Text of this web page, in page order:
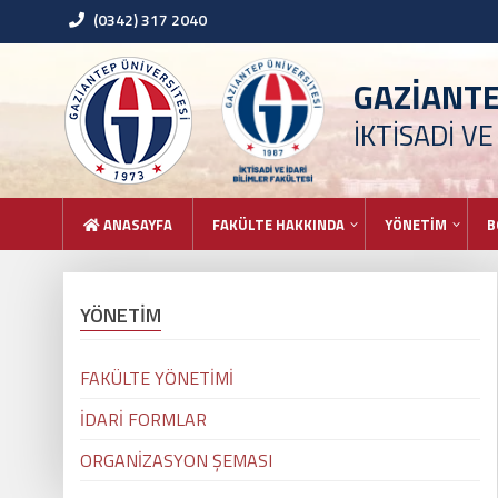
(0342) 317 2040
İKTİSADİ
ANASAYFA FAKÜLTE HAKKINDA YÖNETİM
YÖNETİM
FAKÜLTE YÖNETİMİ
İDARİ FORMLAR
ORGANİZASYON ŞEMASI